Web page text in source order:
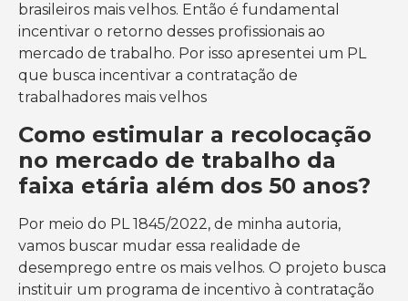
brasileiros mais velhos. Então é fundamental
incentivar o retorno desses profissionais ao
mercado de trabalho. Por isso apresentei um PL
que busca incentivar a contratação de
trabalhadores mais velhos
Como estimular a recolocação
no mercado de trabalho da
faixa etária além dos 50 anos?
Por meio do PL 1845/2022, de minha autoria,
vamos buscar mudar essa realidade de
desemprego entre os mais velhos. O projeto busca
instituir um programa de incentivo à contratação